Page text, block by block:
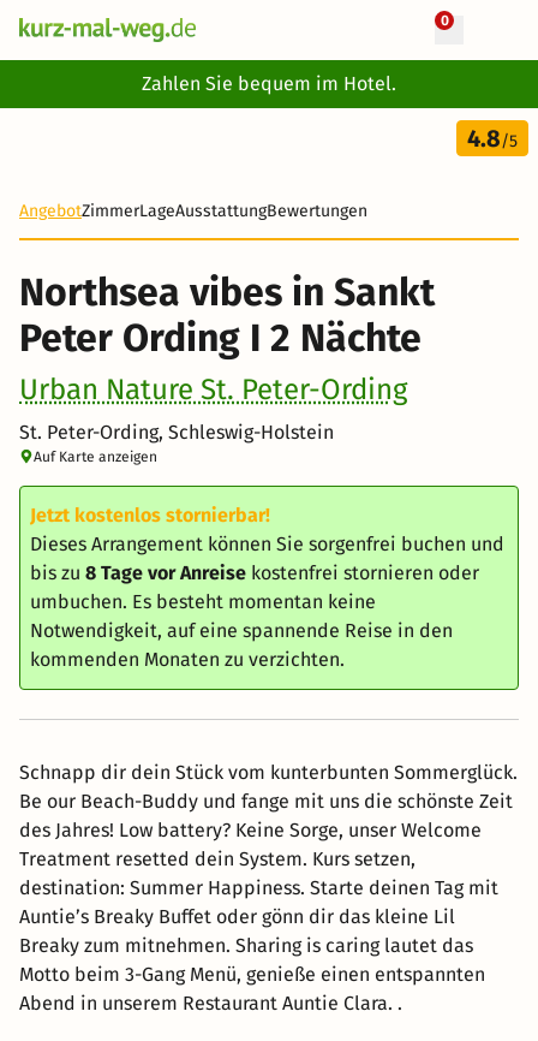
0
Zahlen Sie bequem im Hotel.
3 Tage
249 €
4.8/5
AngebotZimmerLageAusstattungBewertungen
Northsea vibes in Sankt
Peter Ording I 2 Nächte
Urban Nature St. Peter-Ording
St. Peter-Ording, Schleswig-Holstein
Auf Karte anzeigen
Jetzt kostenlos stornierbar!
Dieses Arrangement können Sie sorgenfrei buchen und
bis zu 8 Tage vor Anreise kostenfrei stornieren oder
umbuchen. Es besteht momentan keine
Notwendigkeit, auf eine spannende Reise in den
kommenden Monaten zu verzichten.
Schnapp dir dein Stück vom kunterbunten Sommerglück.
Be our Beach-Buddy und fange mit uns die schönste Zeit
des Jahres! Low battery? Keine Sorge, unser Welcome
Treatment resetted dein System. Kurs setzen,
destination: Summer Happiness. Starte deinen Tag mit
Auntie’s Breaky Buffet oder gönn dir das kleine Lil
Breaky zum mitnehmen. Sharing is caring lautet das
Motto beim 3-Gang Menü, genieße einen entspannten
Abend in unserem Restaurant Auntie Clara. .